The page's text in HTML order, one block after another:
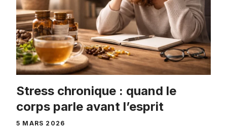
Stress chronique : quand le
corps parle avant l’esprit
5 MARS 2026